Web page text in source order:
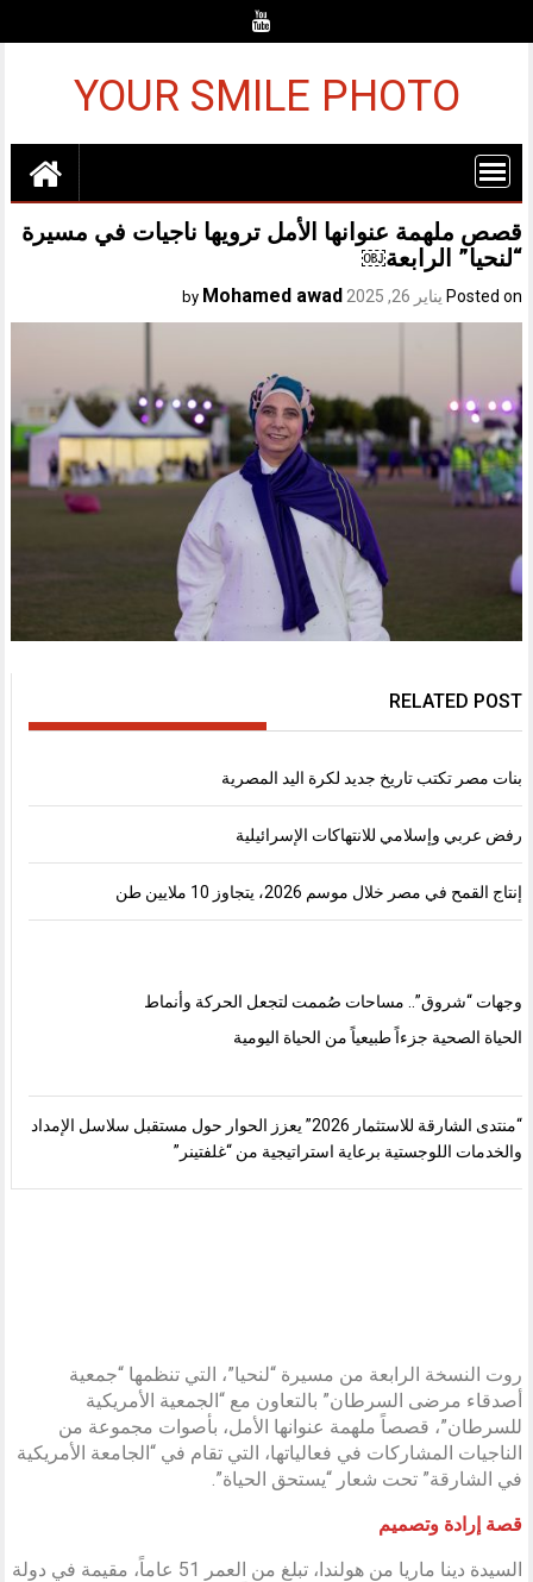
YOUR SMILE PHOTO
قصص ملهمة عنوانها الأمل ترويها ناجيات في مسيرة
“لنحيا” الرابعة￼
Posted on يناير 26, 2025 Mohamed awad
RELATED POST
بنات مصر تكتب تاريخ جديد لكرة اليد المصرية
رفض عربي وإسلامي للانتهاكات الإسرائيلية
إنتاج القمح في مصر خلال موسم 2026، يتجاوز 10 ملايين طن
وجهات “شروق”.. مساحات صُممت لتجعل الحركة وأنماط
الحياة الصحية جزءاً طبيعياً من الحياة اليومية
“منتدى الشارقة للاستثمار 2026” يعزز الحوار حول مستقبل سلاسل الإمداد
والخدمات اللوجستية برعاية استراتيجية من “غلفتينر”
روت النسخة الرابعة من مسيرة “لنحيا”، التي تنظمها “جمعية
أصدقاء مرضى السرطان” بالتعاون مع “الجمعية الأمريكية
للسرطان”، قصصاً ملهمة عنوانها الأمل، بأصوات مجموعة من
الناجيات المشاركات في فعالياتها، التي تقام في “الجامعة الأمريكية
في الشارقة” تحت شعار “يستحق الحياة”.
قصة إرادة وتصميم
السيدة دينا ماريا من هولندا، تبلغ من العمر 51 عاماً، مقيمة في دولة